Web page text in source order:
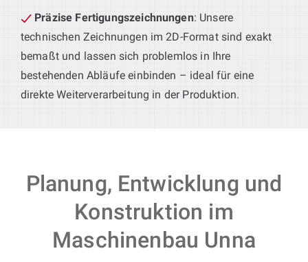
Präzise Fertigungszeichnungen: Unsere
technischen Zeichnungen im 2D-Format sind exakt
bemaßt und lassen sich problemlos in Ihre
bestehenden Abläufe einbinden – ideal für eine
direkte Weiterverarbeitung in der Produktion.
Planung, Entwicklung und
Konstruktion im
Maschinenbau Unna